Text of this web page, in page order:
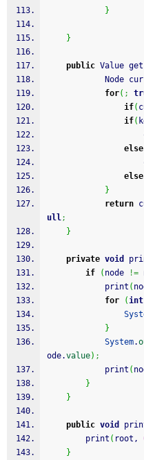
}
}
public Value get
            Node cur
for( ;
if(
if(
else
else
}
return
ull;
}
private void
if
( node !=
			print
(
for
(int
}
System.
ode.value) ;
			print
(
}
}
public void
		print
( root,
}